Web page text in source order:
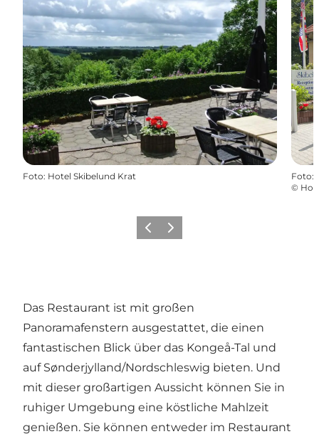
Foto: Hotel Skibelund Krat Foto:
©
ZurückWeiter
Das Restaurant ist mit großen
Panoramafenstern ausgestattet, die einen
fantastischen Blick über das Kongeå-Tal und
auf Sønderjylland/Nordschleswig bieten. Und
mit dieser großartigen Aussicht können Sie in
ruhiger Umgebung eine köstliche Mahlzeit
genießen. Sie können entweder im Restaurant